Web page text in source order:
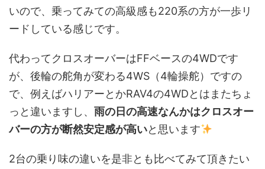
いので、乗ってみての高級感も220系の方が一歩リ
ードしている感じです。
代わってクロスオーバーはFFベースの4WDです
が、後輪の舵角が変わる4WS（4輪操舵）ですの
で、例えばハリアーとかRAV4の4WDとはまたちょ
っと違いますし、 雨の日の高速なんかはクロスオー
バーの方が断然安定感が高いと思います
2台の乗り味の違いを是非とも比べてみて頂きたい